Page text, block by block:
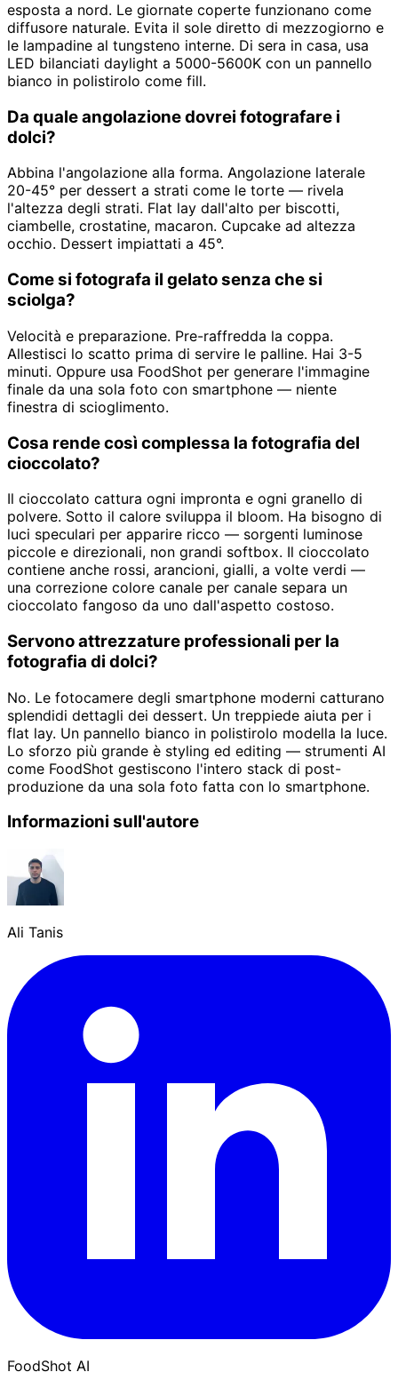
esposta a nord. Le giornate coperte funzionano come
diffusore naturale. Evita il sole diretto di mezzogiorno e
le lampadine al tungsteno interne. Di sera in casa, usa
LED bilanciati daylight a 5000-5600K con un pannello
bianco in polistirolo come fill.
Da quale angolazione dovrei fotografare i
dolci?
Abbina l'angolazione alla forma. Angolazione laterale
20-45° per dessert a strati come le torte — rivela
l'altezza degli strati. Flat lay dall'alto per biscotti,
ciambelle, crostatine, macaron. Cupcake ad altezza
occhio. Dessert impiattati a 45°.
Come si fotografa il gelato senza che si
sciolga?
Velocità e preparazione. Pre-raffredda la coppa.
Allestisci lo scatto prima di servire le palline. Hai 3-5
minuti. Oppure usa FoodShot per generare l'immagine
finale da una sola foto con smartphone — niente
finestra di scioglimento.
Cosa rende così complessa la fotografia del
cioccolato?
Il cioccolato cattura ogni impronta e ogni granello di
polvere. Sotto il calore sviluppa il bloom. Ha bisogno di
luci speculari per apparire ricco — sorgenti luminose
piccole e direzionali, non grandi softbox. Il cioccolato
contiene anche rossi, arancioni, gialli, a volte verdi —
una correzione colore canale per canale separa un
cioccolato fangoso da uno dall'aspetto costoso.
Servono attrezzature professionali per la
fotografia di dolci?
No. Le fotocamere degli smartphone moderni catturano
splendidi dettagli dei dessert. Un treppiede aiuta per i
flat lay. Un pannello bianco in polistirolo modella la luce.
Lo sforzo più grande è styling ed editing — strumenti AI
come FoodShot gestiscono l'intero stack di post-
produzione da una sola foto fatta con lo smartphone.
Informazioni sull'autore
Ali Tanis
FoodShot AI